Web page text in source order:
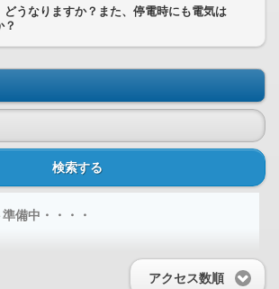
どうなりますか？また、停電時にも電気は
？
検索する
備中・・・・
アクセス数順